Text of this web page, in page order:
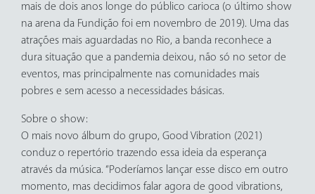
mais de dois anos longe do público carioca (o último show
na arena da Fundição foi em novembro de 2019). Uma das
atrações mais aguardadas no Rio, a banda reconhece a
dura situação que a pandemia deixou, não só no setor de
eventos, mas principalmente nas comunidades mais
pobres e sem acesso a necessidades básicas.
Sobre o show:
O mais novo álbum do grupo, Good Vibration (2021)
conduz o repertório trazendo essa ideia da esperança
através da música. “Poderíamos lançar esse disco em outro
momento, mas decidimos falar agora de good vibrations,